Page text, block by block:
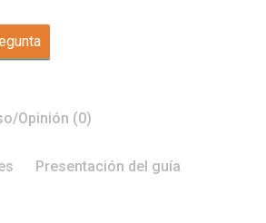
Opinión (0)
Presentación del guía